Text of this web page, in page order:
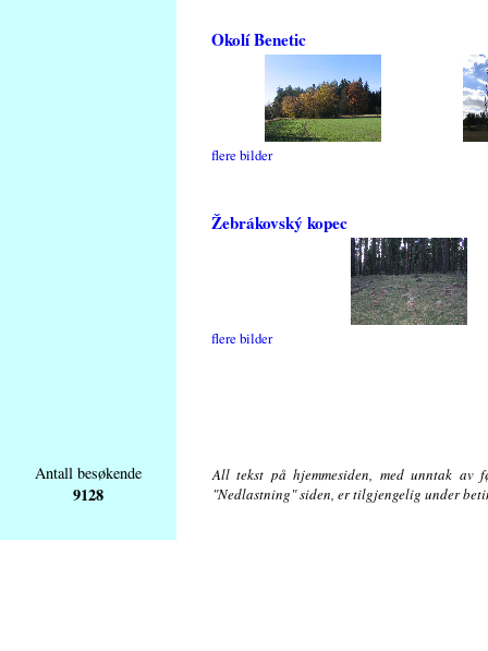
Okolí Benetic
flere bilder
Žebrákovský kopec
flere bilder
Antall besøkende
9128
All tekst på hjemmesiden, med unntak av
"Nedlastning" siden, er tilgjengelig under